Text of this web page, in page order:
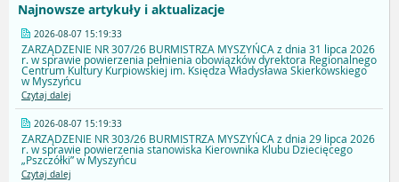
Najnowsze artykuły i aktualizacje
2026-08-07 15:19:33
ZARZĄDZENIE NR 307/26 BURMISTRZA MYSZYŃCA z dnia 31 lipca 2026
r. w sprawie powierzenia pełnienia obowiązków dyrektora Regionalnego
Centrum Kultury Kurpiowskiej im. Księdza Władysława Skierkowskiego
w Myszyńcu
Czytaj dalej
2026-08-07 15:19:33
ZARZĄDZENIE NR 303/26 BURMISTRZA MYSZYŃCA z dnia 29 lipca 2026
r. w sprawie powierzenia stanowiska Kierownika Klubu Dziecięcego
„Pszczółki” w Myszyńcu
Czytaj dalej